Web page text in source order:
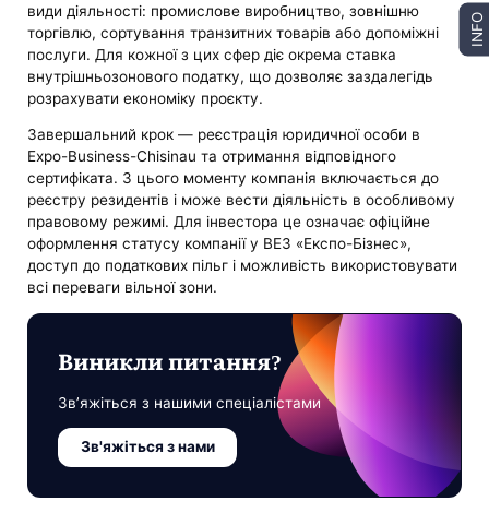
види діяльності: промислове виробництво, зовнішню
торгівлю, сортування транзитних товарів або допоміжні
послуги. Для кожної з цих сфер діє окрема ставка
внутрішньозонового податку, що дозволяє заздалегідь
розрахувати економіку проєкту.
Завершальний крок — реєстрація юридичної особи в
Expo-Business-Chisinau та отримання відповідного
сертифіката. З цього моменту компанія включається до
реєстру резидентів і може вести діяльність в особливому
правовому режимі. Для інвестора це означає офіційне
оформлення статусу компанії у ВЕЗ «Експо-Бізнес»,
доступ до податкових пільг і можливість використовувати
всі переваги вільної зони.
Виникли питання?
Зв’яжіться з нашими спеціалістами
Зв'яжіться з нами
INFO